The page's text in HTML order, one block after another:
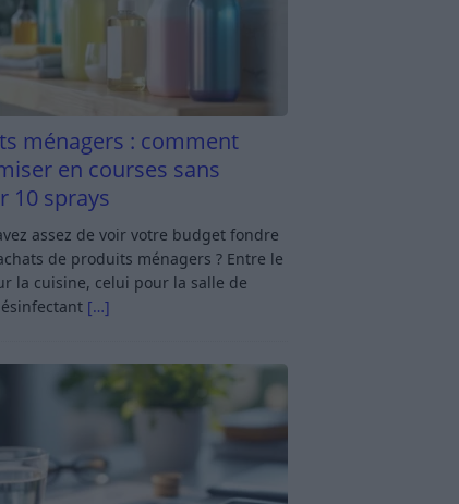
ménagers : comment
en courses sans
10 sprays
assez de voir votre budget fondre
de produits ménagers ? Entre le
la cuisine, celui pour la salle de
[…]